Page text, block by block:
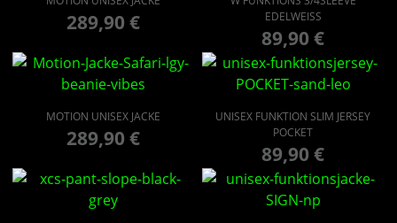
289,90€
EDELWEISS
89,90€
MOTION UNISEX JACKE
289,90€
UNISEX FUNKTION SLIM JERSEY
POCKET
89,90€